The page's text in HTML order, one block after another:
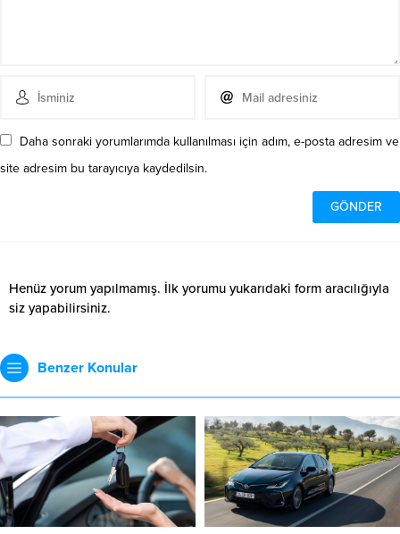
Daha sonraki yorumlarımda kullanılması için adım, e-posta adresim ve
site adresim bu tarayıcıya kaydedilsin.
Henüz yorum yapılmamış. İlk yorumu yukarıdaki form aracılığıyla
siz yapabilirsiniz.
Benzer Konular